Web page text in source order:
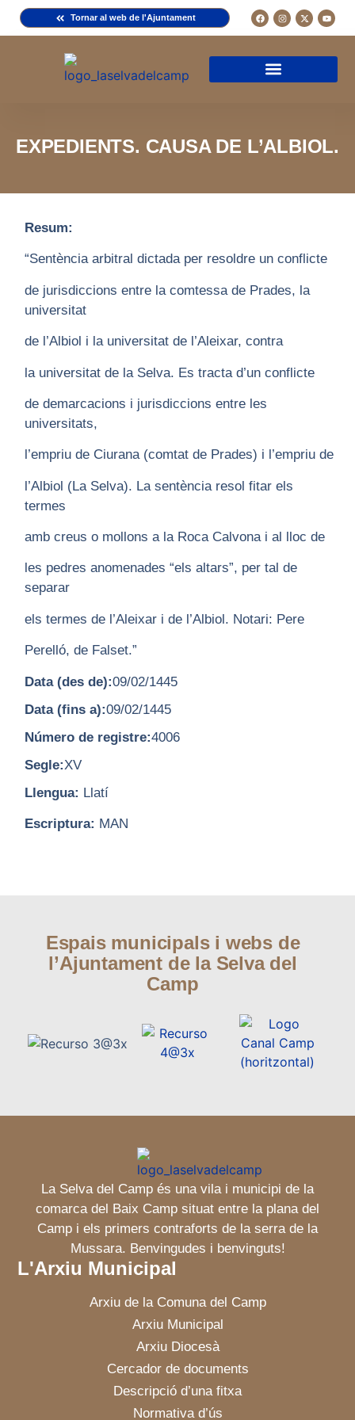
Tornar al web de l'Ajuntament
EXPEDIENTS. CAUSA DE L’ALBIOL.
Resum:
“Sentència arbitral dictada per resoldre un conflicte
de jurisdiccions entre la comtessa de Prades, la
universitat
de l’Albiol i la universitat de l’Aleixar, contra
la universitat de la Selva. Es tracta d’un conflicte
de demarcacions i jurisdiccions entre les
universitats,
l’empriu de Ciurana (comtat de Prades) i l’empriu de
l’Albiol (La Selva). La sentència resol fitar els
termes
amb creus o mollons a la Roca Calvona i al lloc de
les pedres anomenades “els altars”, per tal de
separar
els termes de l’Aleixar i de l’Albiol. Notari: Pere
Perelló, de Falset.”
Data (des de):09/02/1445
Data (fins a):09/02/1445
Número de registre:4006
Segle:XV
Llengua: Llatí
Escriptura: MAN
Espais municipals i webs de
l’Ajuntament de la Selva del
Camp
La Selva del Camp és una vila i municipi de la
comarca del Baix Camp situat entre la plana del
Camp i els primers contraforts de la serra de la
Mussara. Benvingudes i benvinguts!
L'Arxiu Municipal
Arxiu de la Comuna del Camp
Arxiu Municipal
Arxiu Diocesà
Cercador de documents
Descripció d’una fitxa
Normativa d’ús